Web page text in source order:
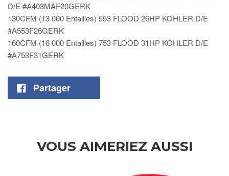
D/E #A403MAF20GERK
130CFM (13 000 Entailles) 553 FLOOD 26HP KOHLER D/E
#A553F26GERK
160CFM (16 000 Entailles) 753 FLOOD 31HP KOHLER D/E
#A753F31GERK
Partager
VOUS AIMERIEZ AUSSI